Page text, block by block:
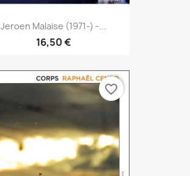
Jeroen Malaise (1971-) -...
16,50 €
favorite_border